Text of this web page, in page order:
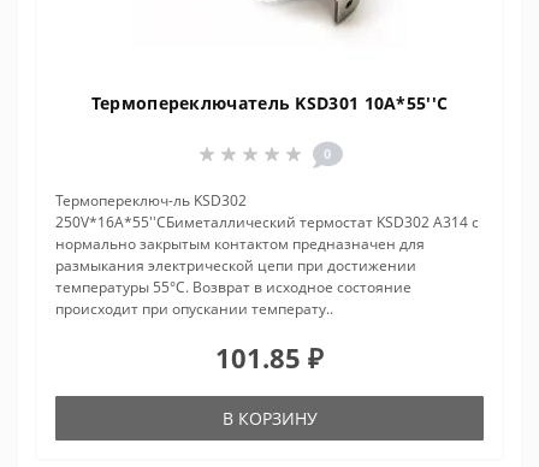
Термопереключатель KSD301 10A*55''C
0
Термопереключ-ль KSD302
250V*16A*55''CБиметаллический термостат KSD302 A314 с
нормально закрытым контактом предназначен для
размыкания электрической цепи при достижении
температуры 55°С. Возврат в исходное состояние
происходит при опускании температу..
101.85 ₽
В КОРЗИНУ